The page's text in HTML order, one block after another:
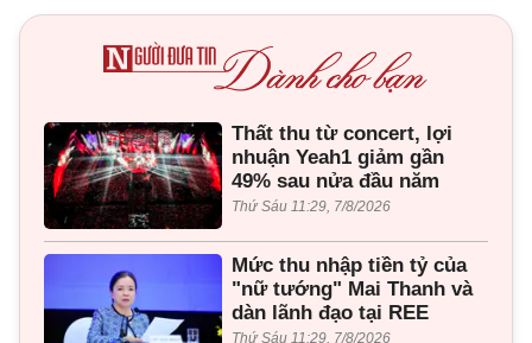
Thất thu từ concert, lợi
nhuận Yeah1 giảm gần
49% sau nửa đầu năm
Thứ Sáu 11:29, 7/8/2026
Mức thu nhập tiền tỷ của
"nữ tướng" Mai Thanh và
dàn lãnh đạo tại REE
Thứ Sáu 11:29, 7/8/2026